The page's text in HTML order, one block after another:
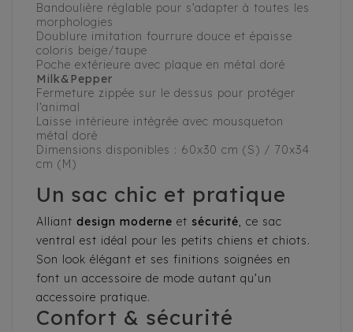
Bandoulière réglable pour s’adapter à toutes les
morphologies
Doublure imitation fourrure douce et épaisse
coloris beige/taupe
Poche extérieure avec plaque en métal doré
Milk&Pepper
Fermeture zippée sur le dessus pour protéger
l’animal
Laisse intérieure intégrée avec mousqueton
métal doré
Dimensions disponibles : 60x30 cm (S) / 70x34
cm (M)
Un sac chic et pratique
Alliant design moderne et sécurité, ce sac
ventral est idéal pour les petits chiens et chiots.
Son look élégant et ses finitions soignées en
font un accessoire de mode autant qu’un
accessoire pratique.
Confort & sécurité